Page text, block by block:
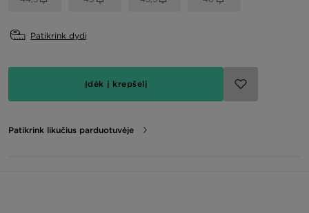
Patikrink dydį
Įdėk į krepšelį
Patikrink likučius parduotuvėje